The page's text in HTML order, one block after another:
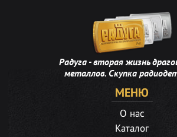
Радуга - вторая жизнь
металлов. Скупка
МЕНЮ
О нас
Каталог